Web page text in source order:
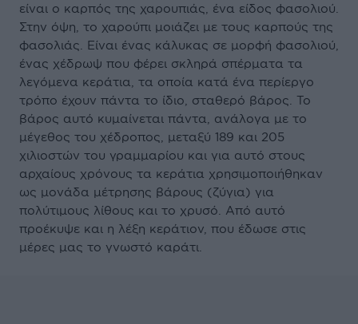
είναι ο καρπός της χαρουπιάς, ένα είδος φασολιού.
Στην όψη, το χαρούπι μοιάζει με τους καρπούς της
φασολιάς. Είναι ένας κάλυκας σε μορφή φασολιού,
ένας χέδρωψ που φέρει σκληρά σπέρματα τα
λεγόμενα κεράτια, τα οποία κατά ένα περίεργο
τρόπο έχουν πάντα το ίδιο, σταθερό βάρος. Το
βάρος αυτό κυμαίνεται πάντα, ανάλογα με το
μέγεθος του χέδροπος, μεταξύ 189 και 205
χιλιοστών του γραμμαρίου και για αυτό στους
αρχαίους χρόνους τα κεράτια χρησιμοποιήθηκαν
ως μονάδα μέτρησης βάρους (ζύγια) για
πολύτιμους λίθους και το χρυσό. Από αυτό
προέκυψε και η λέξη κεράτιον, που έδωσε στις
μέρες μας το γνωστό καράτι.